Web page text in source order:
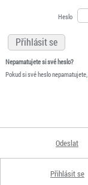
Heslo
Nepamatujete si své heslo?
Pokud si své heslo nepamatujete,
Odeslat
Přihlásit se